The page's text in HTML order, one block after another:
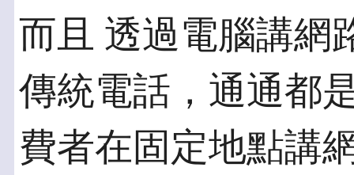
而且 透過電腦講網
傳統電話，通通都
費者在固定地點講